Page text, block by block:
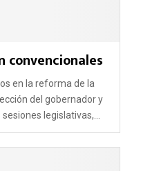
convencionales
en la reforma de la
del gobernador y
legislativas,...